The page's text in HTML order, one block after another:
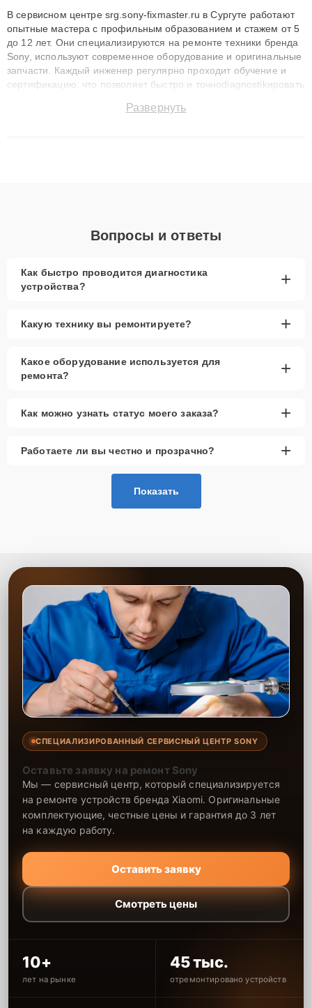
В сервисном центре srg.sony-fixmaster.ru в Сургуте работают
опытные мастера с профильным образованием и стажем от 5
до 12 лет. Они специализируются на ремонте техники бренда
Sony, используют современное оборудование и оригинальные
запчасти. Каждый инженер регулярно проходит обучение и
сертификацию, что позволяет быстро и точноdiagnostikировать
до 3 лет. Наши мастера решают сложные случаи: от замены
Развернуть
Вопросы и ответы
Как быстро проводится диагностика
устройства?
+
Какую технику вы ремонтируете? +
Какое оборудование используется для
ремонта?
+
Как можно узнать статус моего заказа? +
Работаете ли вы честно и прозрачно? +
Показать
СПЕЦИАЛИЗИРОВАННЫЙ СЕРВИСНЫЙ ЦЕНТР SONY
Оставьте заявку на ремонт Sony
Мы — сервисный центр, который специализируется
на ремонте устройств бренда Xiaomi. Оригинальные
комплектующие, честные цены и гарантия до 3 лет
на каждую работу.
Оставить заявку
Смотреть цены
10+
лет на рынке
45 тыс.
отремонтировано устройств